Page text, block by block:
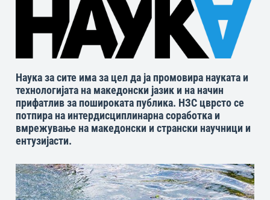
Наука за сите има за цел да ја промовира науката и
технологијата на македонски јазик и на начин
прифатлив за пошироката публика. НЗС цврсто се
потпира на интердисциплинарна соработка и
вмрежување на македонски и странски научници и
ентузијасти.